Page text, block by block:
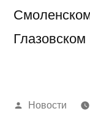
Написано
Новости